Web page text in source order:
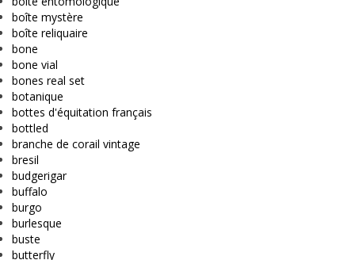
boîte mystère
boîte reliquaire
bone
bone vial
bones real set
botanique
bottes d'équitation français
bottled
branche de corail vintage
bresil
budgerigar
buffalo
burgo
burlesque
buste
butterfly